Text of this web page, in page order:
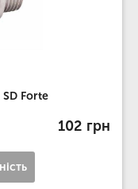
Forte
102 грн